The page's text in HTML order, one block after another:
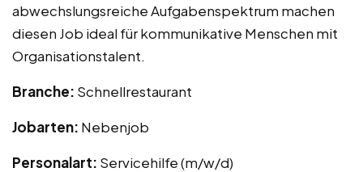
abwechslungsreiche Aufgabenspektrum machen
diesen Job ideal für kommunikative Menschen mit
Organisationstalent.
Branche: Schnellrestaurant
Jobarten: Nebenjob
Personalart: Servicehilfe (m/w/d)